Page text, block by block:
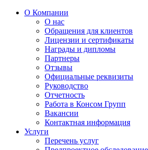
О Компании
О нас
Обращения для клиентов
Лицензии и сертификаты
Награды и дипломы
Партнеры
Отзывы
Официальные реквизиты
Руководство
Отчетность
Работа в Консом Групп
Вакансии
Контактная информация
Услуги
Перечень услуг